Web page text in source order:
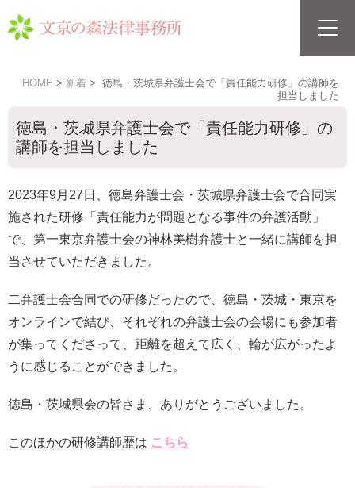
HOME 新着
徳島・茨城県弁護士会で「責任能力研修」の講師を
担当しました
徳島・茨城県弁護士会で「責任能力研修」の
講師を担当しました
2023年9月27日、徳島弁護士会・茨城県弁護士会で合同実
施された研修「責任能力が問題となる事件の弁護活動」
で、第一東京弁護士会の神林美樹弁護士と一緒に講師を担
当させていただきました。
二弁護士会合同での研修だったので、徳島・茨城・東京を
オンラインで結び、それぞれの弁護士会の会場にも参加者
が集ってくださって、距離を超えて広く、輪が広がったよ
うに感じることができました。
徳島・茨城県会の皆さま、ありがとうございました。
このほかの研修講師歴は こちら